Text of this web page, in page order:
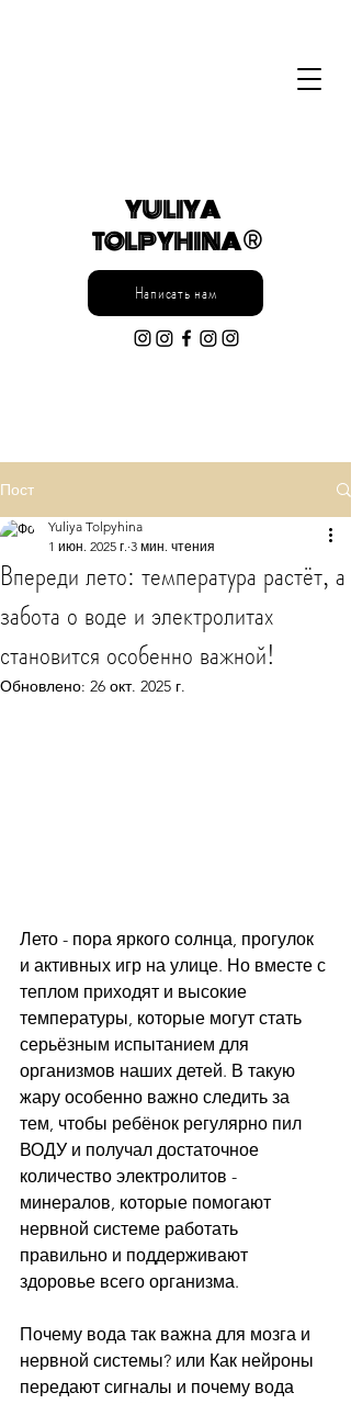
YULIYA
TOLPYHINA ®
Написать нам
Пост
Впереди лето: температура растёт, а
забота о воде и электролитах
становится особенно важной!
Yuliya Tolpyhina
1 июн. 2025 г. 3 мин. чтения
Обновлено: 26 окт. 2025 г.
Лето - пора яркого солнца, прогулок
и активных игр на улице. Но вместе с
теплом приходят и высокие
температуры, которые могут стать
серьёзным испытанием для
организмов наших детей. В такую
жару особенно важно следить за
тем, чтобы ребёнок регулярно пил
ВОДУ и получал достаточное
количество электролитов -
минералов, которые помогают
нервной системе работать
правильно и поддерживают
здоровье всего организма.
Почему вода так важна для мозга и
нервной системы? или Как нейроны
передают сигналы и почему вода